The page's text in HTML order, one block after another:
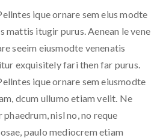
ique ornare sem eius modte
mattis itugir purus. Aenean le vene
seeim eiusmodte venenatis
exquisitely fari then far purus.
ique ornare sem eiusmodte
dcum ullumo etiam velit. Ne
nisl no, no reque
paulo mediocrem etiam